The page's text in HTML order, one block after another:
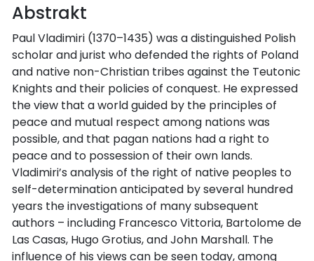
Abstrakt
Paul Vladimiri (1370–1435) was a distinguished Polish
scholar and jurist who defended the rights of Poland
and native non-Christian tribes against the Teutonic
Knights and their policies of conquest. He expressed
the view that a world guided by the principles of
peace and mutual respect among nations was
possible, and that pagan nations had a right to
peace and to possession of their own lands.
Vladimiri’s analysis of the right of native peoples to
self-determination anticipated by several hundred
years the investigations of many subsequent
authors – including Francesco Vittoria, Bartolome de
Las Casas, Hugo Grotius, and John Marshall. The
influence of his views can be seen today, among